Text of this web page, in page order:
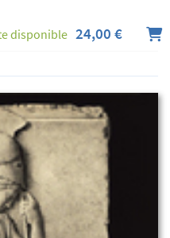
disponible 24,00 €